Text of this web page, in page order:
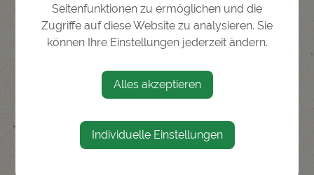
Seitenfunktionen zu ermöglichen und die
Zugriffe auf diese Website zu analysieren. Sie
können Ihre Einstellungen jederzeit ändern.
Alles akzeptieren
Individuelle Einstellungen